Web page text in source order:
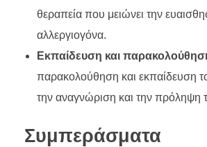
θεραπεία που μειώνει την
αλλεργιογόνα.
Εκπαίδευση και
παρακολούθηση και εκπαίδευση
την αναγνώριση και την πρόληψη
Συμπεράσματα